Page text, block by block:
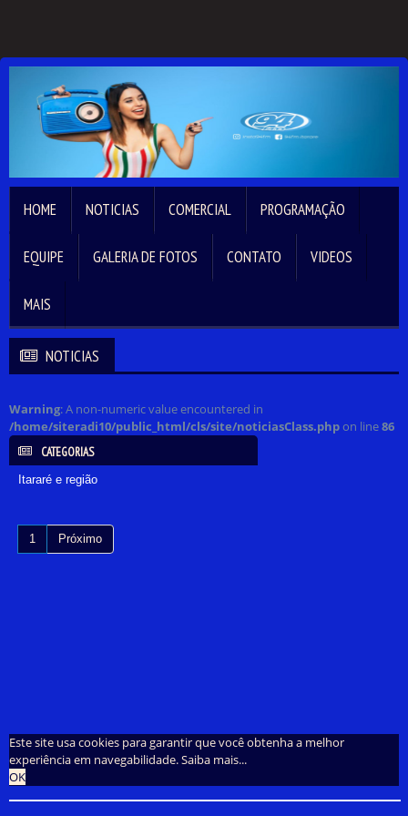
HOME NOTICIAS COMERCIAL PROGRAMAÇÃO
EQUIPE GALERIA DE FOTOS CONTATO VIDEOS
MAIS
NOTICIAS
Warning: A non-numeric value encountered in
/home/siteradi10/public_html/cls/site/noticiasClass.php on line86
CATEGORIAS
Itararé e região
1 Próximo
Este site usa cookies para garantir que você obtenha a melhor
experiência em navegabilidade.Saiba mais...
OK